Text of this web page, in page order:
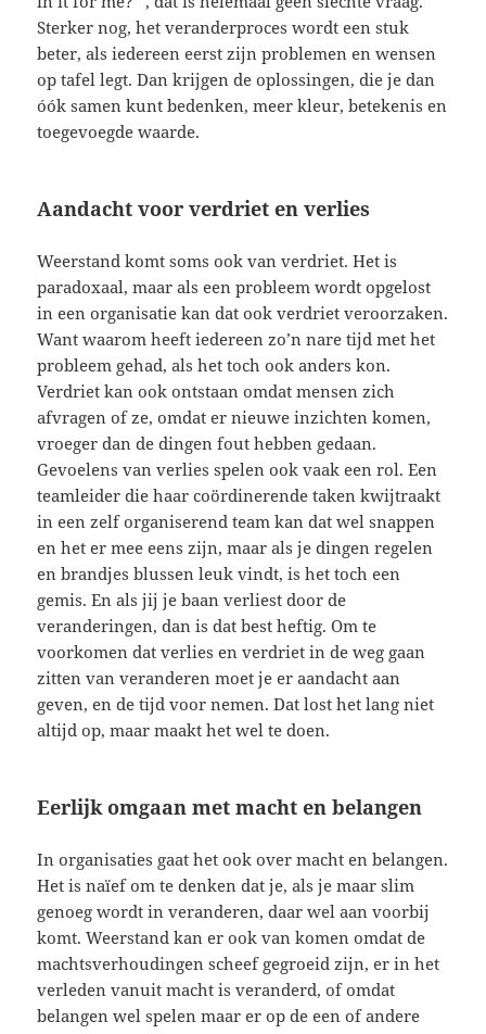
Sterker nog, het veranderproces wordt een stuk
beter, als iedereen eerst zijn problemen en wensen
op tafel legt. Dan krijgen de oplossingen, die je dan
óók samen kunt bedenken, meer kleur, betekenis en
toegevoegde waarde.
Aandacht voor verdriet en verlies
Weerstand komt soms ook van verdriet. Het is
paradoxaal, maar als een probleem wordt opgelost
in een organisatie kan dat ook verdriet veroorzaken.
Want waarom heeft iedereen zo’n nare tijd met het
probleem gehad, als het toch ook anders kon.
Verdriet kan ook ontstaan omdat mensen zich
afvragen of ze, omdat er nieuwe inzichten komen,
vroeger dan de dingen fout hebben gedaan.
Gevoelens van verlies spelen ook vaak een rol. Een
teamleider die haar coördinerende taken kwijtraakt
in een zelf organiserend team kan dat wel snappen
en het er mee eens zijn, maar als je dingen regelen
en brandjes blussen leuk vindt, is het toch een
gemis. En als jij je baan verliest door de
veranderingen, dan is dat best heftig. Om te
voorkomen dat verlies en verdriet in de weg gaan
zitten van veranderen moet je er aandacht aan
geven, en de tijd voor nemen. Dat lost het lang niet
altijd op, maar maakt het wel te doen.
Eerlijk omgaan met macht en belangen
In organisaties gaat het ook over macht en belangen.
Het is naïef om te denken dat je, als je maar slim
genoeg wordt in veranderen, daar wel aan voorbij
komt. Weerstand kan er ook van komen omdat de
machtsverhoudingen scheef gegroeid zijn, er in het
verleden vanuit macht is veranderd, of omdat
belangen wel spelen maar er op de een of andere